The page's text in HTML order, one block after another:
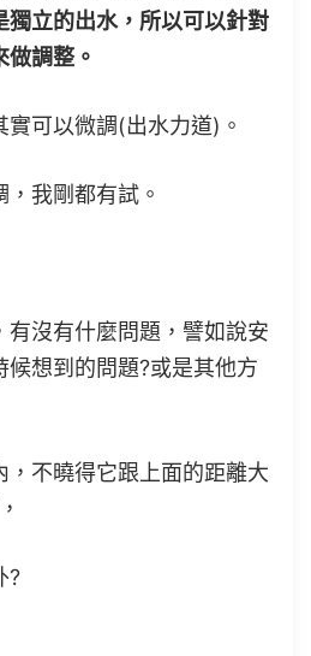
獨立的出水，所以可以針對
調整。
可以微調(出水力道)。
我剛都有試。
有沒有什麼問題，譬如說安
想到的問題?或是其他方
，不曉得它跟上面的距離大
?